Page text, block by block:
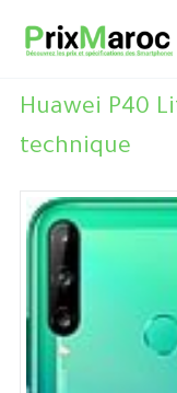
Huawei P40
technique